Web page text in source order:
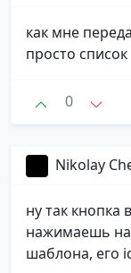
как мне
просто список
0
Nikolay
ну так кнопка
нажимаешь на
шаблона, его